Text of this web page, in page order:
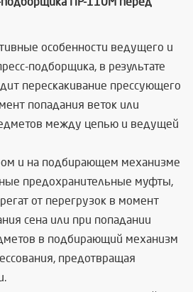
особенности ведущего и
подборщика, в результате
перескакивание прессующего
попадания веток или
между цепью и ведущей
и на подбирающем механизме
предохранительные муфты,
от перегрузок в момент
сена или при попадании
в подбирающий механизм
предотвращая